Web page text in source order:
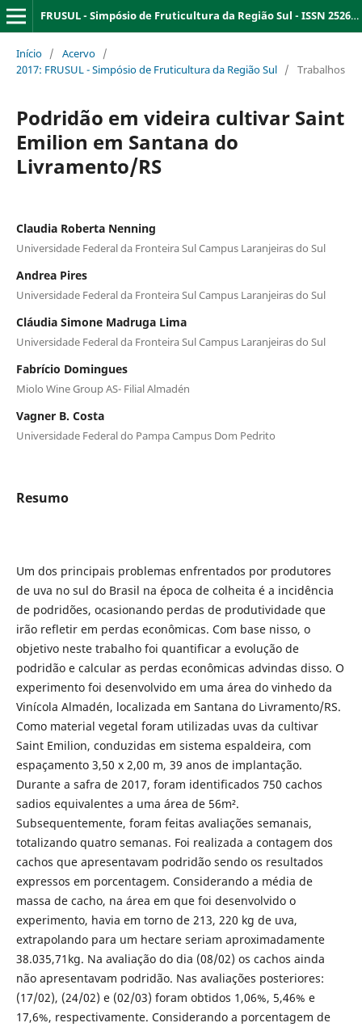
FRUSUL - Simpósio de Fruticultura da Região Sul - ISSN 2526-9909
Início / Acervo /
2017: FRUSUL - Simpósio de Fruticultura da Região Sul / Trabalhos
Podridão em videira cultivar Saint
Emilion em Santana do
Livramento/RS
Claudia Roberta Nenning
Universidade Federal da Fronteira Sul Campus Laranjeiras do Sul
Andrea Pires
Universidade Federal da Fronteira Sul Campus Laranjeiras do Sul
Cláudia Simone Madruga Lima
Universidade Federal da Fronteira Sul Campus Laranjeiras do Sul
Fabrício Domingues
Miolo Wine Group AS- Filial Almadén
Vagner B. Costa
Universidade Federal do Pampa Campus Dom Pedrito
Resumo
Um dos principais problemas enfrentados por produtores
de uva no sul do Brasil na época de colheita é a incidência
de podridões, ocasionando perdas de produtividade que
irão refletir em perdas econômicas. Com base nisso, o
objetivo neste trabalho foi quantificar a evolução de
podridão e calcular as perdas econômicas advindas disso. O
experimento foi desenvolvido em uma área do vinhedo da
Vinícola Almadén, localizada em Santana do Livramento/RS.
Como material vegetal foram utilizadas uvas da cultivar
Saint Emilion, conduzidas em sistema espaldeira, com
espaçamento 3,50 x 2,00 m, 39 anos de implantação.
Durante a safra de 2017, foram identificados 750 cachos
sadios equivalentes a uma área de 56m².
Subsequentemente, foram feitas avaliações semanais,
totalizando quatro semanas. Foi realizada a contagem dos
cachos que apresentavam podridão sendo os resultados
expressos em porcentagem. Considerando a média de
massa de cacho, na área em que foi desenvolvido o
experimento, havia em torno de 213, 220 kg de uva,
extrapolando para um hectare seriam aproximadamente
38.035,71kg. Na avaliação do dia (08/02) os cachos ainda
não apresentavam podridão. Nas avaliações posteriores:
(17/02), (24/02) e (02/03) foram obtidos 1,06%, 5,46% e
17,6%, respectivamente. Considerando a porcentagem de